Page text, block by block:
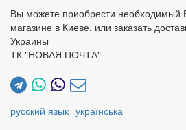
Вы можете приобрести
магазине в Киеве, или заказать
Украины
ТК "НОВАЯ ПОЧТА"
русский язык українська